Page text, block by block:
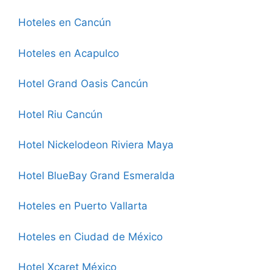
Hoteles en Cancún
Hoteles en Acapulco
Hotel Grand Oasis Cancún
Hotel Riu Cancún
Hotel Nickelodeon Riviera Maya
Hotel BlueBay Grand Esmeralda
Hoteles en Puerto Vallarta
Hoteles en Ciudad de México
Hotel Xcaret México